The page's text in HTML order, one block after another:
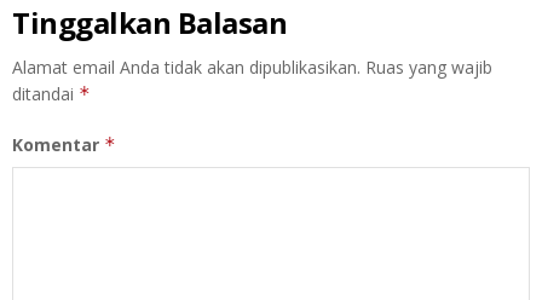
Tinggalkan Balasan
Alamat email Anda tidak akan dipublikasikan. Ruas yang wajib
ditandai *
Komentar *